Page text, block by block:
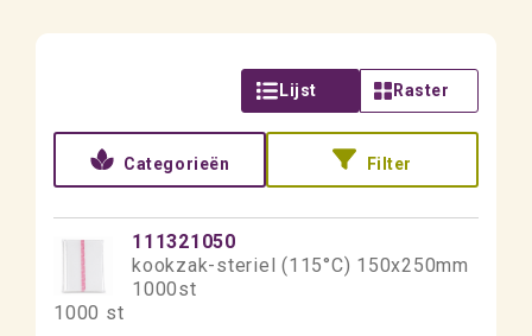
Lijst Raster
Categorieën Filter
111321050
kookzak-steriel (115°C) 150x250mm
1000st
1000 st